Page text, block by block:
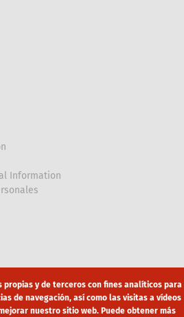
Information
Ético eduroam Mapa Web
Política de cookies Aviso legal
propias y de terceros con fines analíticos para
de navegación, así como las visitas a vídeos
nuestro sitio web. Puede obtener más